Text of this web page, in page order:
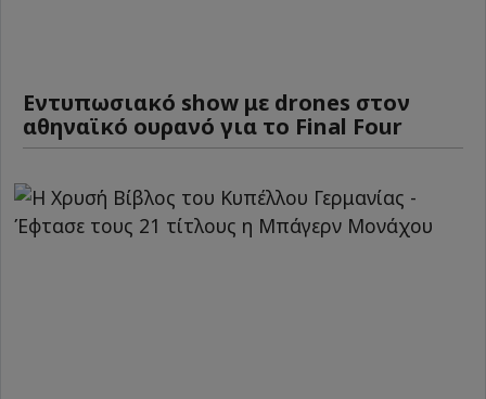
Εντυπωσιακό show με drones στον
αθηναϊκό ουρανό για το Final Four